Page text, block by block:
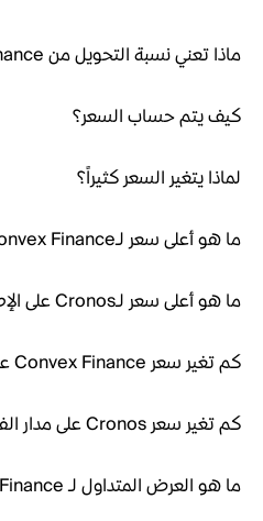
ماذا تعني نسبة التحويل من Convex Finance إلى Cronos؟
كيف يتم حساب السعر؟
لماذا يتغير السعر كثيراً؟
ما هو أعلى سعر لـConvex Finance على الإطلاق؟
ما هو أعلى سعر لـCronos على الإطلاق؟
كم تغير سعر Convex Finance على مدار الفترة الماضية؟
كم تغير سعر Cronos على مدار الفترة الماضية؟
ما هو العرض المتداول لـ Convex Finance؟